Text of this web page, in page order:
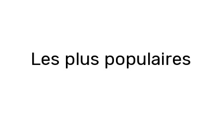
Les plus populaires